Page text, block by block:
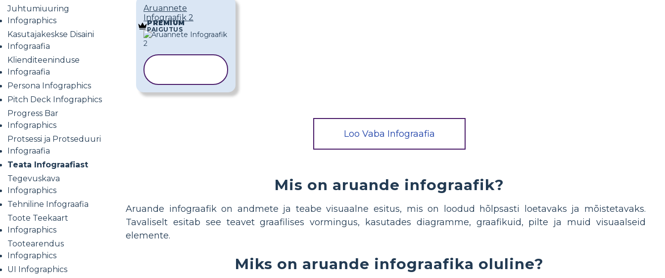
Juhtumiuuring
Infographics
Kasutajakeskse Disaini
Infograafia
Klienditeeninduse
Infograafia
Persona Infographics
Pitch Deck Infographics
Progress Bar
Infographics
Protsessi ja Protseduuri
Infograafia
Teata Infograafiast
Tegevuskava
Infographics
Tehniline Infograafia
Toote Teekaart
Infographics
Tootearendus
Infographics
UI Infographics
Aruannete
Infograafik 2
PREMIUM
PAIGUTUS
Loo Vaba Infograafia
Mis on aruande infograafik?
Aruande infograafik on andmete ja teabe visuaalne esitus, mis on loodud hõlpsasti loetavaks ja mõistetavaks.
Tavaliselt esitab see teavet graafilises vormingus, kasutades diagramme, graafikuid, pilte ja muid visuaalseid
elemente.
Miks on aruande infograafika oluline?